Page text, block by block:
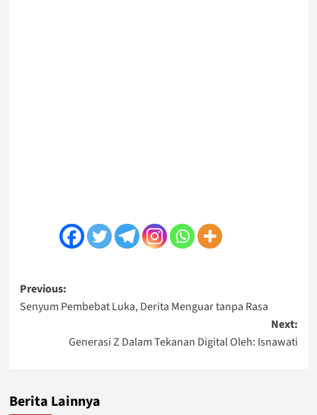
Post
navigation
Previous:
Senyum Pembebat Luka, Derita Menguar tanpa Rasa
Next:
Generasi Z Dalam Tekanan Digital Oleh: Isnawati
Berita Lainnya